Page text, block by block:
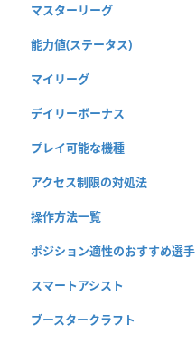
マスターリーグ
能力値(ステータス)
マイリーグ
デイリーボーナス
プレイ可能な機種
アクセス制限の対処法
操作方法一覧
ポジション適性のおすすめ選手
スマートアシスト
ブースタークラフト